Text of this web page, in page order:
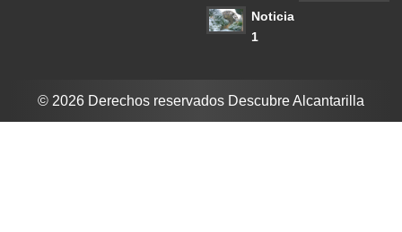
Noticia
1
© 2026 Derechos reservados Descubre Alcantarilla